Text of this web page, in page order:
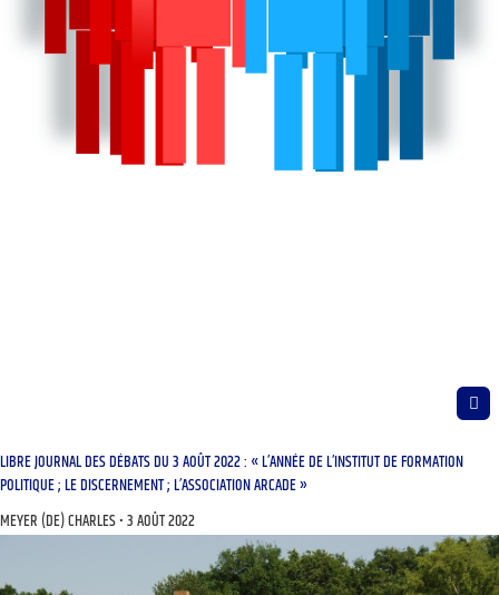
LIBRE JOURNAL DES DÉBATS DU 3 AOÛT 2022 : « L’ANNÉE DE L’INSTITUT DE FORMATION
POLITIQUE ; LE DISCERNEMENT ; L’ASSOCIATION ARCADE »
MEYER (DE) CHARLES 3 AOÛT 2022